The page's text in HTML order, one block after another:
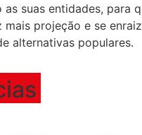
suas entidades, para
mais projeção e se
alternativas populares.